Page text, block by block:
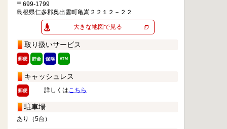
〒699-1799
島根県仁多郡奥出雲町亀嵩２２１２－２２
大きな地図で見る
取り扱いサービス
キャッシュレス
詳しくはこちら
駐車場
あり（5台）